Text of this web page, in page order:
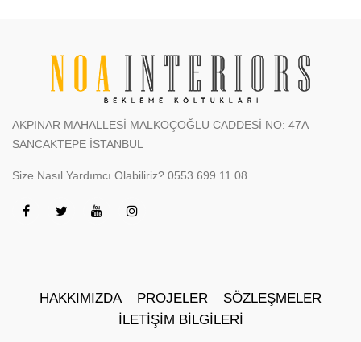
AKPINAR MAHALLESİ MALKOÇOĞLU CADDESİ NO: 47A
SANCAKTEPE İSTANBUL
Size Nasıl Yardımcı Olabiliriz? 0553 699 11 08
HAKKIMIZDA PROJELER
SÖZLEŞMELER
İLETIŞIM BILGILERI